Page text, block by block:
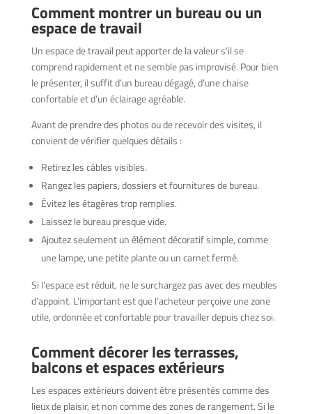
Comment montrer un bureau ou un
espace de travail
Un espace de travail peut apporter de la valeur s’il se
comprend rapidement et ne semble pas improvisé. Pour bien
le présenter, il suffit d’un bureau dégagé, d’une chaise
confortable et d’un éclairage agréable.
Avant de prendre des photos ou de recevoir des visites, il
convient de vérifier quelques détails :
Retirez les câbles visibles.
Rangez les papiers, dossiers et fournitures de bureau.
Évitez les étagères trop remplies.
Laissez le bureau presque vide.
Ajoutez seulement un élément décoratif simple, comme
une lampe, une petite plante ou un carnet fermé.
Si l’espace est réduit, ne le surchargez pas avec des meubles
d’appoint. L’important est que l’acheteur perçoive une zone
utile, ordonnée et confortable pour travailler depuis chez soi.
Comment décorer les terrasses,
balcons et espaces extérieurs
Les espaces extérieurs doivent être présentés comme des
lieux de plaisir, et non comme des zones de rangement. Si le